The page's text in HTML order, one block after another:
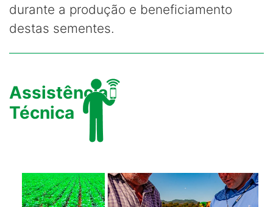
durante a produção e beneficiamento
destas sementes.
Assistência
Técnica